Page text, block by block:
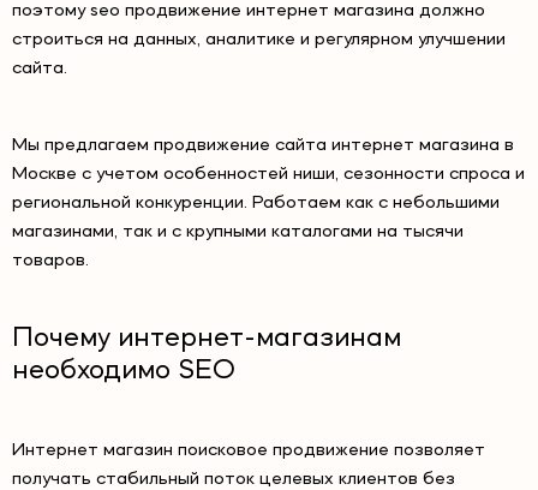
поэтому seo продвижение интернет магазина должно
строиться на данных, аналитике и регулярном улучшении
сайта.
Мы предлагаем продвижение сайта интернет магазина в
Москве с учетом особенностей ниши, сезонности спроса и
региональной конкуренции. Работаем как с небольшими
магазинами, так и с крупными каталогами на тысячи
товаров.
Почему интернет-магазинам
необходимо SEO
Интернет магазин поисковое продвижение позволяет
получать стабильный поток целевых клиентов без